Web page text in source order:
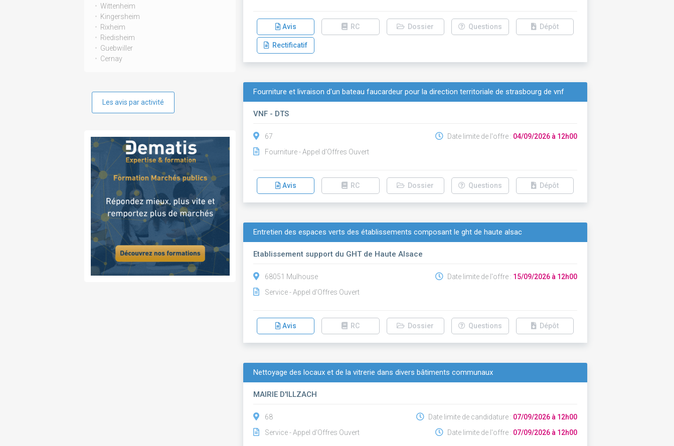
Wittenheim
Kingersheim
Rixheim
Riedisheim
Guebwiller
Cernay
Les avis par activité
Avis RC Dossier Questions Dépôt
Rectificatif
Fourniture et livraison d'un bateau faucardeur pour la direction territoriale de strasbourg de vnf
VNF - DTS
67
Fourniture - Appel d'Offres Ouvert
Date limite de l'offre : 04/09/2026 à 12h00
Avis RC Dossier Questions Dépôt
Entretien des espaces verts des établissements composant le ght de haute alsac
Etablissement support du GHT de Haute Alsace
68051 Mulhouse
Service - Appel d'Offres Ouvert
Date limite de l'offre : 15/09/2026 à 12h00
Avis RC Dossier Questions Dépôt
Nettoyage des locaux et de la vitrerie dans divers bâtiments communaux
MAIRIE D'ILLZACH
68
Service - Appel d'Offres Ouvert
Date limite de candidature : 07/09/2026 à 12h00
Date limite de l'offre : 07/09/2026 à 12h00